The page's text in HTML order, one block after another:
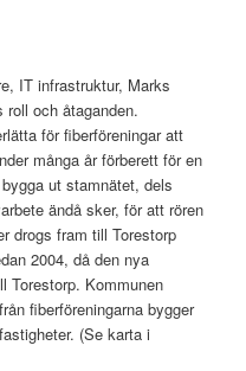
IT infrastruktur, Marks
och åtaganden.
för fiberföreningar att
många år förberett för en
ut stamnätet, dels
ändå sker, för att rören
drogs fram till Torestorp
2004, då den nya
Torestorp. Kommunen
fiberföreningarna bygger
(Se karta i